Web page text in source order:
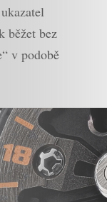
běžet bez
v podobě